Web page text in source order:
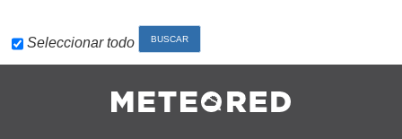
Seleccionar todo